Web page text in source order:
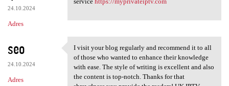
24.10.2024
Adres
seo
24.10.2024
Adres
I visit your blog regularly
I visit your blog regularly and recommend it to all
of those who wanted to enhance their knowledge
with ease. The style of writing is excellent and also
the content is top-notch. Thanks for that